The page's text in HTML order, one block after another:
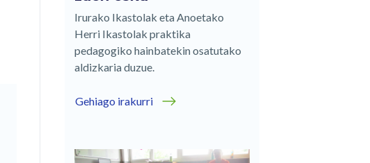
Irurako Ikastolak eta Anoetako
Herri Ikastolak praktika
pedagogiko hainbatekin osatutako
aldizkaria duzue.
Gehiago irakurri